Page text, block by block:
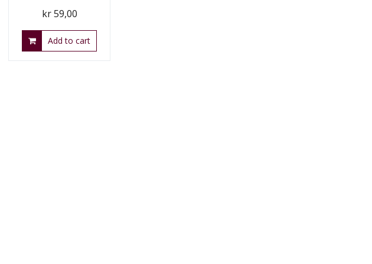
kr59,00
Add to cart